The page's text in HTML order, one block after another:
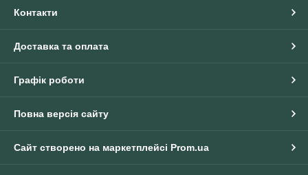
Контакти
Доставка та оплата
Графік роботи
Повна версія сайту
Сайт створено на маркетплейсі Prom.ua